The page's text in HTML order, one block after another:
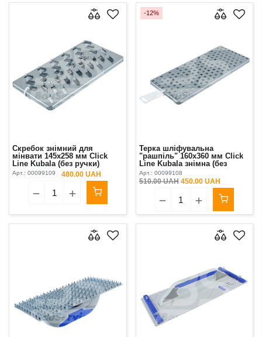
Скребок знімний для
мінвати 145х258 мм Click
Line Kubala (без ручки)
Арт.: 00099109 480.00 UAH
-12%
Терка шліфувальна
"рашпіль" 160х360 мм Click
Line Kubala знімна (без
ручки)
Арт.: 00099108
510.00 UAH450.00 UAH